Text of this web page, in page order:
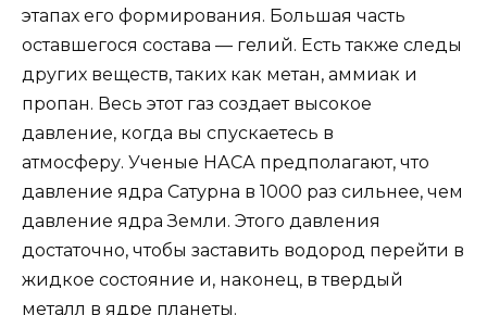
этапах его формирования. Большая часть
оставшегося состава — гелий. Есть также следы
других веществ, таких как метан, аммиак и
пропан. Весь этот газ создает высокое
давление, когда вы спускаетесь в
атмосферу. Ученые НАСА предполагают, что
давление ядра Сатурна в 1000 раз сильнее, чем
давление ядра Земли. Этого давления
достаточно, чтобы заставить водород перейти в
жидкое состояние и, наконец, в твердый
металл в ядре планеты.